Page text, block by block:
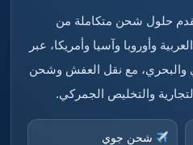
حلول شحن متكاملة من
وأوروبا وآسيا وأمريكا، عبر
والبحري، مع نقل العفش وشحن
والتخليص الجمركي.
شحن جوي